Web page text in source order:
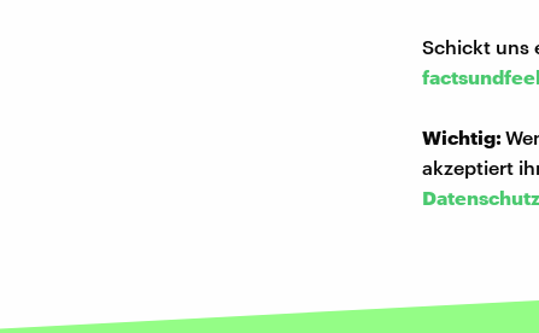
Schickt uns
Wichtig:
akzeptiert